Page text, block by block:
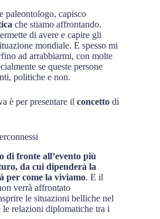
paleontologo, capisco
che stiamo affrontando.
di avere e capire gli
mondiale. E spesso mi
ad arrabbiarmi, con molte
se queste persone
politiche e non.
è per presentare il concetto di
di fronte all’evento più
da cui dipenderà la
per come la viviamo. E il
verrà affrontato
le situazioni belliche nel
relazioni diplomatiche tra i